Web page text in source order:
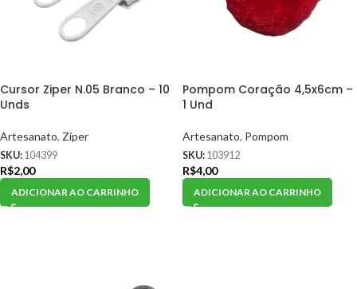
Cursor Ziper N.05 Branco – 10
Unds
Artesanato, Ziper
SKU: 104399
R$2,00
ADICIONAR AO CARRINHO
Pompom Coração 4,5x6cm –
1 Und
Artesanato, Pompom
SKU: 103912
R$4,00
ADICIONAR AO CARRINHO